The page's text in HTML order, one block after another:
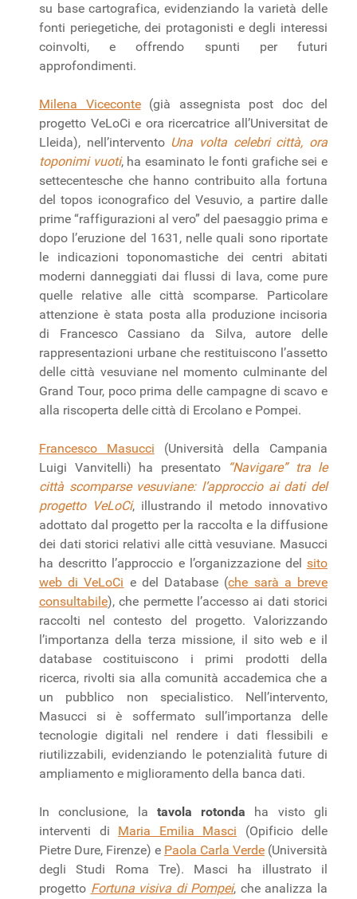
su base cartografica, evidenziando la varietà delle
fonti periegetiche, dei protagonisti e degli interessi
coinvolti, e offrendo spunti per futuri
approfondimenti.
Milena Viceconte(già assegnista post doc del
progetto VeLoCi e ora ricercatrice all’Universitat de
Lleida), nell’intervento Una volta celebri città, ora
toponimi vuoti, ha esaminato le fonti grafiche sei e
settecentesche che hanno contribuito alla fortuna
del topos iconografico del Vesuvio, a partire dalle
prime “raffigurazioni al vero” del paesaggio prima e
dopo l’eruzione del 1631, nelle quali sono riportate
le indicazioni toponomastiche dei centri abitati
moderni danneggiati dai flussi di lava, come pure
quelle relative alle città scomparse. Particolare
attenzione è stata posta alla produzione incisoria
di Francesco Cassiano da Silva, autore delle
rappresentazioni urbane che restituiscono l’assetto
delle città vesuviane nel momento culminante del
Grand Tour, poco prima delle campagne di scavo e
alla riscoperta delle città di Ercolano e Pompei.
Francesco Masucci (Università della Campania
Luigi Vanvitelli) ha presentato
“Navigare” tra le
città scomparse vesuviane: l’approccio ai dati del
progetto VeLoCi, illustrando il metodo innovativo
adottato dal progetto per la raccolta e la diffusione
dei dati storici relativi alle città vesuviane. Masucci
ha descritto l’approccio e l’organizzazione del sito
web di VeLoCi e del Database (che sarà a breve
consultabile), che permette l’accesso ai dati storici
raccolti nel contesto del progetto. Valorizzando
l’importanza della terza missione, il sito web e il
database costituiscono i primi prodotti della
ricerca, rivolti sia alla comunità accademica che a
un pubblico non specialistico. Nell’intervento,
Masucci si è soffermato sull’importanza delle
tecnologie digitali nel rendere i dati flessibili e
riutilizzabili, evidenziando le potenzialità future di
ampliamento e miglioramento della banca dati.
In conclusione, la tavola rotonda ha visto gli
interventi di Maria Emilia Masci (Opificio delle
Pietre Dure, Firenze) e Paola Carla Verde (Università
degli Studi Roma Tre). Masci ha illustrato il
progetto Fortuna visiva di Pompei, che analizza la